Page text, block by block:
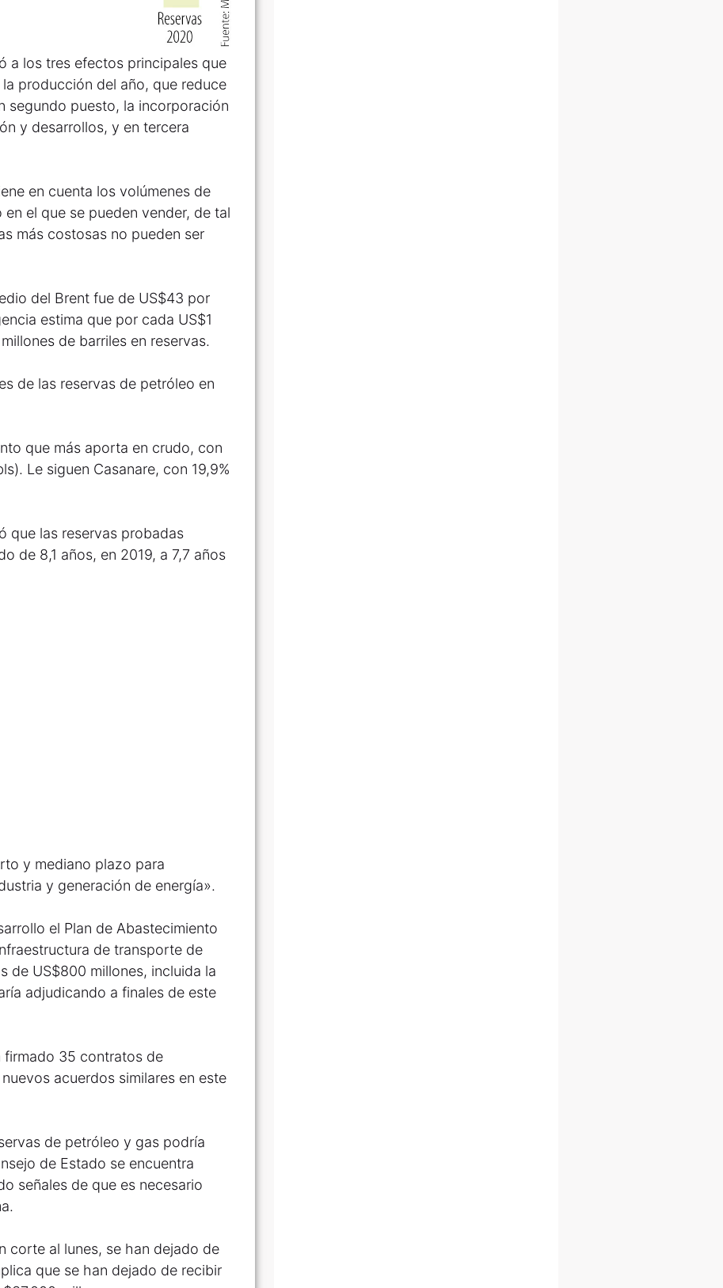
a los tres efectos principales que
producción del año, que reduce
segundo puesto, la incorporación
y desarrollos, y en tercera
en cuenta los volúmenes de
el que se pueden vender, de tal
más costosas no pueden ser
del Brent fue de US$43 por
estima que por cada US$1
de barriles en reservas.
de las reservas de petróleo en
que más aporta en crudo, con
Le siguen Casanare, con 19,9%
que las reservas probadas
de 8,1 años, en 2019, a 7,7 años
y mediano plazo para
y generación de energía».
el Plan de Abastecimiento
de transporte de
de US$800 millones, incluida la
adjudicando a finales de este
firmado 35 contratos de
acuerdos similares en este
de petróleo y gas podría
de Estado se encuentra
señales de que es necesario
corte al lunes, se han dejado de
que se han dejado de recibir